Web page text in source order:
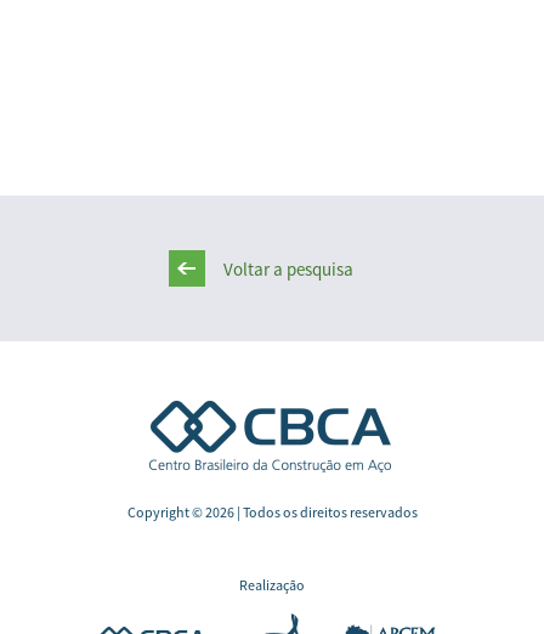
Voltar a pesquisa
Copyright © 2026 | Todos os direitos reservados
Realização